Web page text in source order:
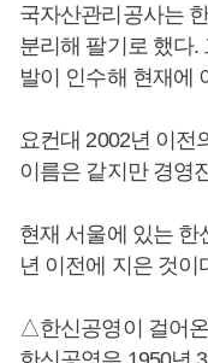
국자산관리공사는
분리해 팔기로 했다.
발이 인수해 현재에
요컨대 2002년 이전
이름은 같지만 경영
현재 서울에 있는 한
년 이전에 지은 것이
△한신공영이 걸어